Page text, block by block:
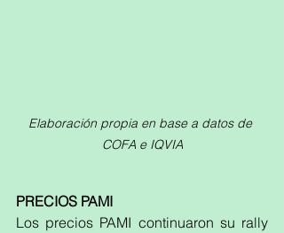
Elaboración propia en base a datos de
COFA e IQVIA
PRECIOS PAMI
Los precios PAMI continuaron su rally